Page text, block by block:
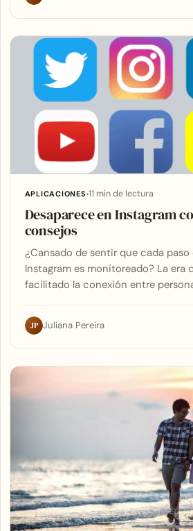
APLICACIONES 11 min de lectura
Desaparece en Instagram
consejos
¿Cansado de sentir que cada paso
Instagram es monitoreado? La era
facilitado la conexión entre
JP Juliana Pereira